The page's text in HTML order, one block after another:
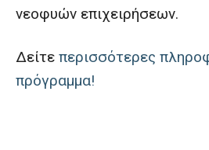
νεοφυών επιχειρήσεων.
Δείτε περισσότερες
πρόγραμμα!